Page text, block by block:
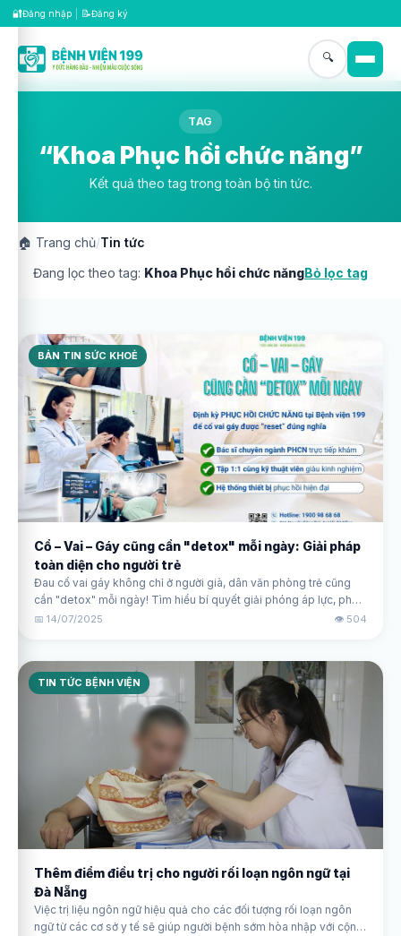
🔐Đăng nhập 📝Đăng ký
🔍
TAG
“Khoa Phục hồi chức năng”
Kết quả theo tag trong toàn bộ tin tức.
🏠 Trang chủ/Tin tức
Đang lọc theo tag: Khoa Phục hồi chức năngBỏ lọc tag
BẢN TIN SỨC KHOẺ
Cổ – Vai – Gáy cũng cần "detox" mỗi ngày: Giải pháp
toàn diện cho người trẻ
Đau cổ vai gáy không chỉ ở người già, dân văn phòng trẻ cũng
cần "detox" mỗi ngày! Tìm hiểu bí quyết giải phóng áp lực, phục
hồi linh hoạt tại Khoa Phục hồi chức năng Bệnh viện 199 Đà
📅 14/07/2025 👁️ 504
TIN TỨC BỆNH VIỆN
Thêm điểm điều trị cho người rối loạn ngôn ngữ tại
Đà Nẵng
Việc trị liệu ngôn ngữ hiệu quả cho các đối tượng rối loạn ngôn
ngữ từ các cơ sở y tế sẽ giúp người bệnh sớm hòa nhập với cộng